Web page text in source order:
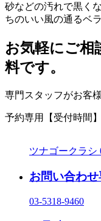
砂などの汚れで黒く
ちのいい風の通るベ
お気軽にご相
料です。
専門スタッフがお客
予約専用 【受付時間
ツナゴークラシ
お問い合わせ
03-5318-9460